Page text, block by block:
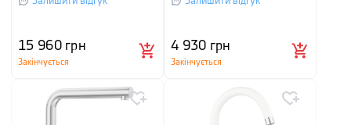
15 960грн
Закінчується
4 930 грн
Закінчується